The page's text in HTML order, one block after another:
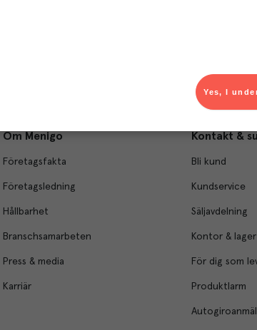
Om Menigo
Företagsfakta
Företagsledning
Hållbarhet
Branschsamarbeten
Press & media
Karriär
Kontakt &
Bli kund
Kundservice
Säljavdelning
Kontor & lager
För dig som
Produktlarm
Yes, I